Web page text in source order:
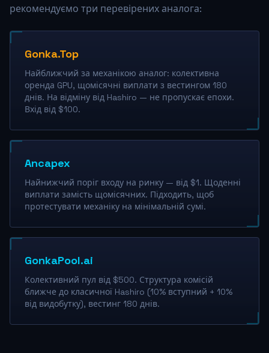
рекомендуємо три перевірених аналога:
Gonka.Top
Найближчий за механікою аналог: колективна
оренда GPU, щомісячні виплати з вестингом 180
днів. На відміну від Hashiro — не пропускає епохи.
Вхід від $100.
Ancapex
Найнижчий поріг входу на ринку — від $1. Щоденні
виплати замість щомісячних. Підходить, щоб
протестувати механіку на мінімальній сумі.
GonkaPool.ai
Колективний пул від $500. Структура комісій
ближче до класичної Hashiro (10% вступний + 10%
від видобутку), вестинг 180 днів.